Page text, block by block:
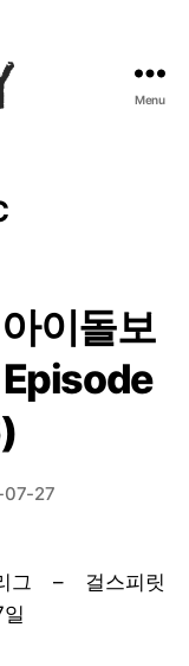
Menu
이돌보
Episode
07-27
그 – 걸스피릿